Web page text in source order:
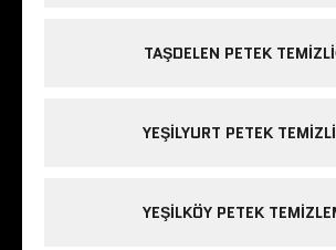
TAŞDELEN PETEK
YEŞILYURT PETEK
YEŞILKÖY PETEK